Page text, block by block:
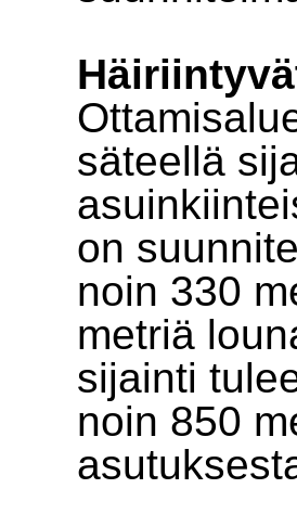
säteellä
on
noin 330
metriä
sijainti
noin 850